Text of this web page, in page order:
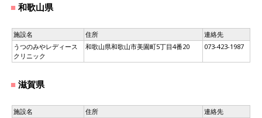
和歌山県
施設名 住所
連絡先
うつのみやレディース
クリニック
和歌山県和歌山市美園町5丁目4番20 073-423-1987
滋賀県
施設名 住所
連絡先